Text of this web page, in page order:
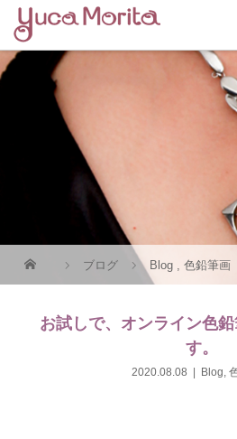
ブログ Blog ,色鉛筆画
お試しで、オンライン色
す。
2020.08.08 Blog,